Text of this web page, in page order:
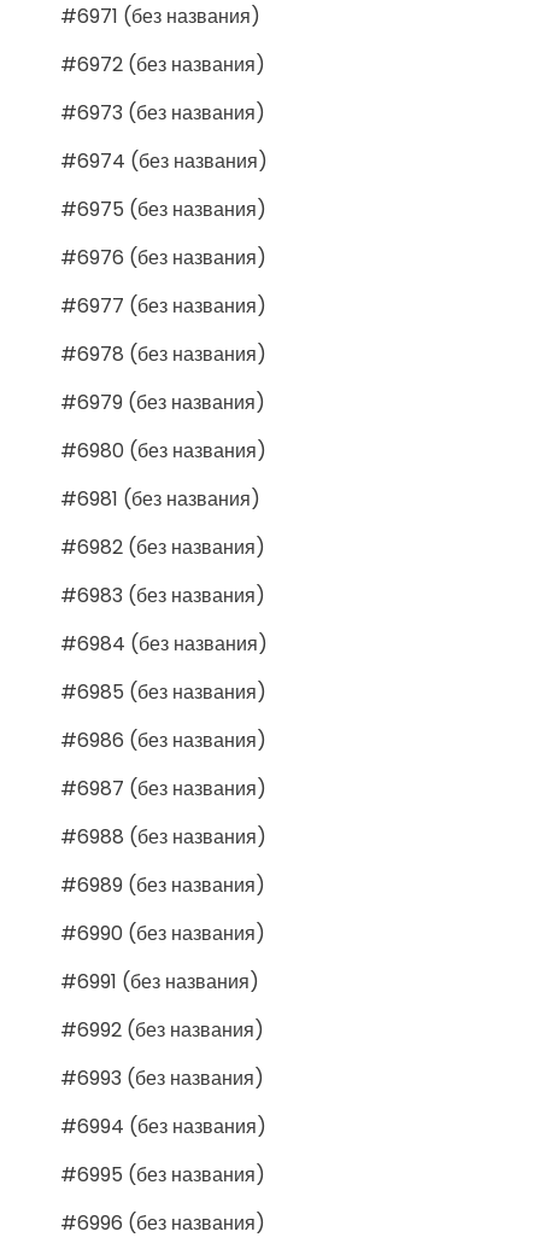
#6971 (без названия)
#6972 (без названия)
#6973 (без названия)
#6974 (без названия)
#6975 (без названия)
#6976 (без названия)
#6977 (без названия)
#6978 (без названия)
#6979 (без названия)
#6980 (без названия)
#6981 (без названия)
#6982 (без названия)
#6983 (без названия)
#6984 (без названия)
#6985 (без названия)
#6986 (без названия)
#6987 (без названия)
#6988 (без названия)
#6989 (без названия)
#6990 (без названия)
#6991 (без названия)
#6992 (без названия)
#6993 (без названия)
#6994 (без названия)
#6995 (без названия)
#6996 (без названия)